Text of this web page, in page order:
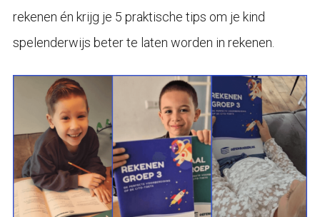
rekenen én krijg je 5 praktische tips om je kind
spelenderwijs beter te laten worden in rekenen.